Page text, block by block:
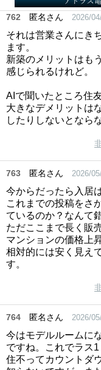
762 匿名さん 2026/
それは営業さんにき
ます。
新築のメリットはも
感じられるけれど。
AIで聞いたところ住
大きなデメリットは
したりしないとなら
763 匿名さん 2026/
今からだったら入居
これまでの投稿をさ
ているのか？なんて
ただここまで長く販
マンションの価格上
相対的には安く見え
す。
764 匿名さん 2026/
今はモデルルームに
ですね。これでラス1
住不ってカウントダ